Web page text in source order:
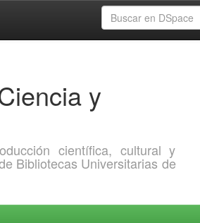
y
científica, cultural y
Bibliotecas Universitarias de